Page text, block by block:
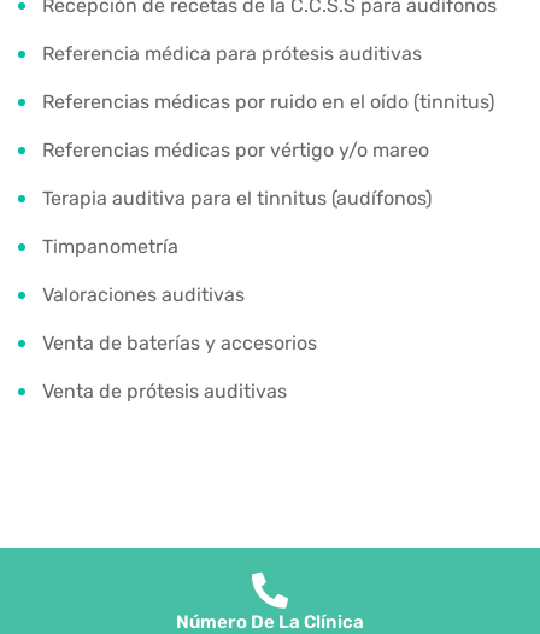
Recepción de recetas de la C.C.S.S para audífonos
Referencia médica para prótesis auditivas
Referencias médicas por ruido en el oído (tinnitus)
Referencias médicas por vértigo y/o mareo
Terapia auditiva para el tinnitus (audífonos)
Timpanometría
Valoraciones auditivas
Venta de baterías y accesorios
Venta de prótesis auditivas
Número De La Clínica